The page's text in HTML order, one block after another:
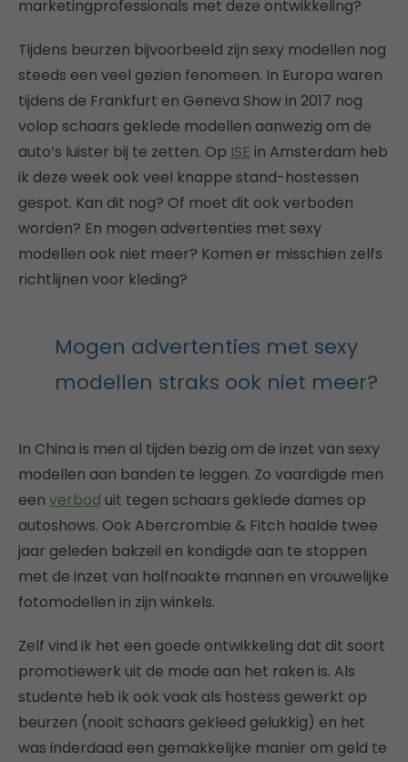
marketingprofessionals met deze ontwikkeling?
Tijdens beurzen bijvoorbeeld zijn sexy modellen nog
steeds een veel gezien fenomeen. In Europa waren
tijdens de Frankfurt en Geneva Show in 2017 nog
volop schaars geklede modellen aanwezig om de
auto’s luister bij te zetten. Op ISE in Amsterdam heb
ik deze week ook veel knappe stand-hostessen
gespot. Kan dit nog? Of moet dit ook verboden
worden? En mogen advertenties met sexy
modellen ook niet meer? Komen er misschien zelfs
richtlijnen voor kleding?
Mogen advertenties met sexy
modellen straks ook niet meer?
In China is men al tijden bezig om de inzet van sexy
modellen aan banden te leggen. Zo vaardigde men
een verbod uit tegen schaars geklede dames op
autoshows. Ook Abercrombie & Fitch haalde twee
jaar geleden bakzeil en kondigde aan te stoppen
met de inzet van halfnaakte mannen en vrouwelijke
fotomodellen in zijn winkels.
Zelf vind ik het een goede ontwikkeling dat dit soort
promotiewerk uit de mode aan het raken is. Als
studente heb ik ook vaak als hostess gewerkt op
beurzen (nooit schaars gekleed gelukkig) en het
was inderdaad een gemakkelijke manier om geld te